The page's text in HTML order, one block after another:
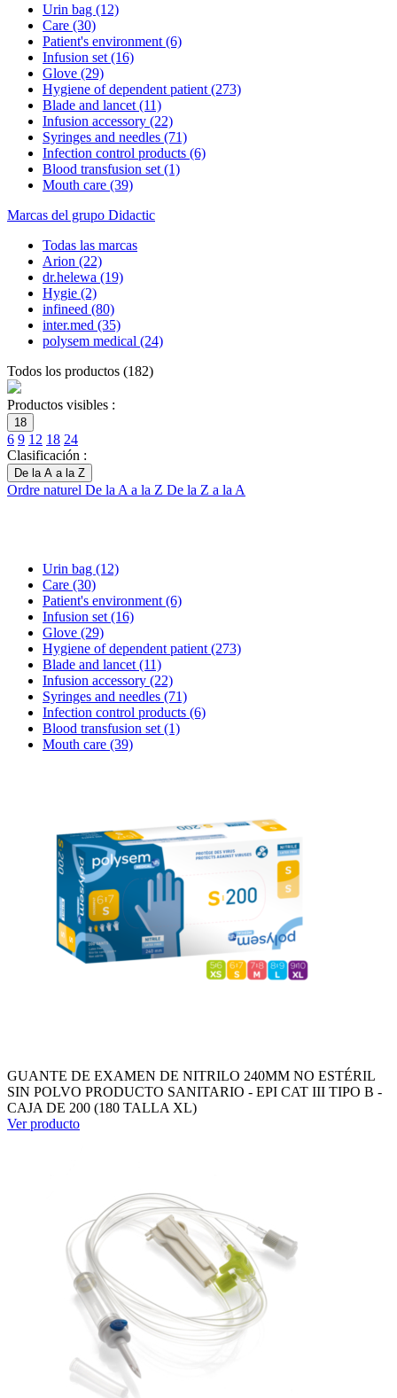
Urin bag (12)
Care (30)
Patient's environment (6)
Infusion set (16)
Glove (29)
Hygiene of dependent patient (273)
Blade and lancet (11)
Infusion accessory (22)
Syringes and needles (71)
Infection control products (6)
Blood transfusion set (1)
Mouth care (39)
Marcas del grupo Didactic
Todas las marcas
Arion (22)
dr.helewa (19)
Hygie (2)
infineed (80)
inter.med (35)
polysem medical (24)
Todos los productos (182)
Productos visibles :
18
6 9 12 18 24
Clasificación :
De la A a la Z
Ordre naturel De la A a la Z De la Z a la A
Urin bag (12)
Care (30)
Patient's environment (6)
Infusion set (16)
Glove (29)
Hygiene of dependent patient (273)
Blade and lancet (11)
Infusion accessory (22)
Syringes and needles (71)
Infection control products (6)
Blood transfusion set (1)
Mouth care (39)
GUANTE DE EXAMEN DE NITRILO 240MM NO ESTÉRIL
SIN POLVO PRODUCTO SANITARIO - EPI CAT III TIPO B -
CAJA DE 200 (180 TALLA XL)
Ver producto